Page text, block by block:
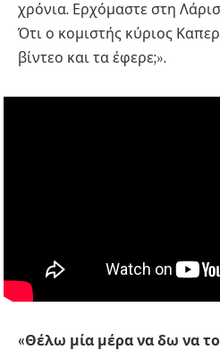
χρόνια. Ερχόμαστε στη
Ότι ο κομιστής κύριος
βίντεο και τα έφερε;».
«Θέλω μία μέρα να δω να